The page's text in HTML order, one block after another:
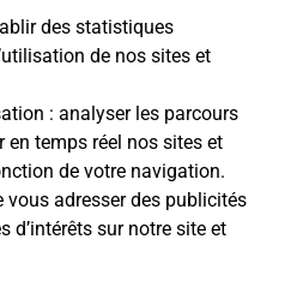
des statistiques
de nos sites et
: analyser les parcours
en temps réel nos sites et
de votre navigation.
vous adresser des publicités
d’intérêts sur notre site et
Poste
courrierlundià 09h00
onglet